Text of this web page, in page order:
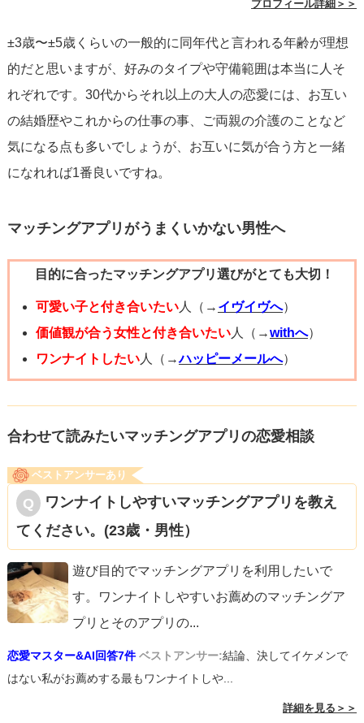
プロフィール詳細＞＞
±3歳〜±5歳くらいの一般的に同年代と言われる年齢が理想
的だと思いますが、好みのタイプや守備範囲は本当に人そ
れぞれです。30代からそれ以上の大人の恋愛には、お互い
の結婚歴やこれからの仕事の事、ご両親の介護のことなど
気になる点も多いでしょうが、お互いに気が合う方と一緒
になれれば1番良いですね。
マッチングアプリがうまくいかない男性へ
目的に合ったマッチングアプリ選びがとても大切！
可愛い子と付き合いたい人（→ イヴイヴへ）
価値観が合う女性と付き合いたい人（→withへ）
ワンナイトしたい人（→ハッピーメールへ）
合わせて読みたいマッチングアプリの恋愛相談
ベストアンサーあり
ワンナイトしやすいマッチングアプリを教え
てください。(23歳・男性）
遊び目的でマッチングアプリを利用したいで
す。ワンナイトしやすいお薦めのマッチングア
プリとそのアプリの...
恋愛マスター&AI回答7件 ベストアンサー:結論、決してイケメンで
はない私がお薦めする最もワンナイトしや...
詳細を見る＞＞